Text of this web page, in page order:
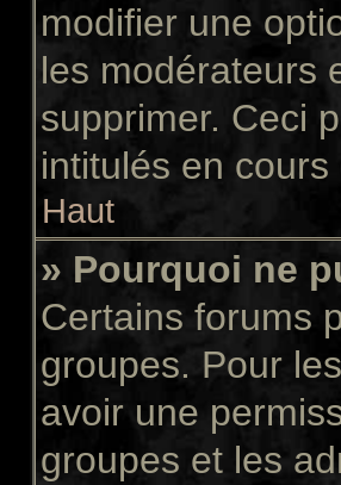
modifier une
les modérateurs
supprimer. Ceci
intitulés en
Haut
» Pourquoi ne
Certains forums
groupes. Pour
avoir une
groupes et les